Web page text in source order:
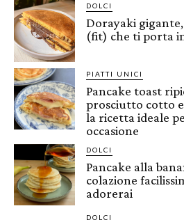
DOLCI
Dorayaki
(fit) che ti porta
PIATTI UNICI
Pancake toast
prosciutto cotto
la ricetta ideale
occasione
DOLCI
Pancake alla
colazione
adorerai
DOLCI